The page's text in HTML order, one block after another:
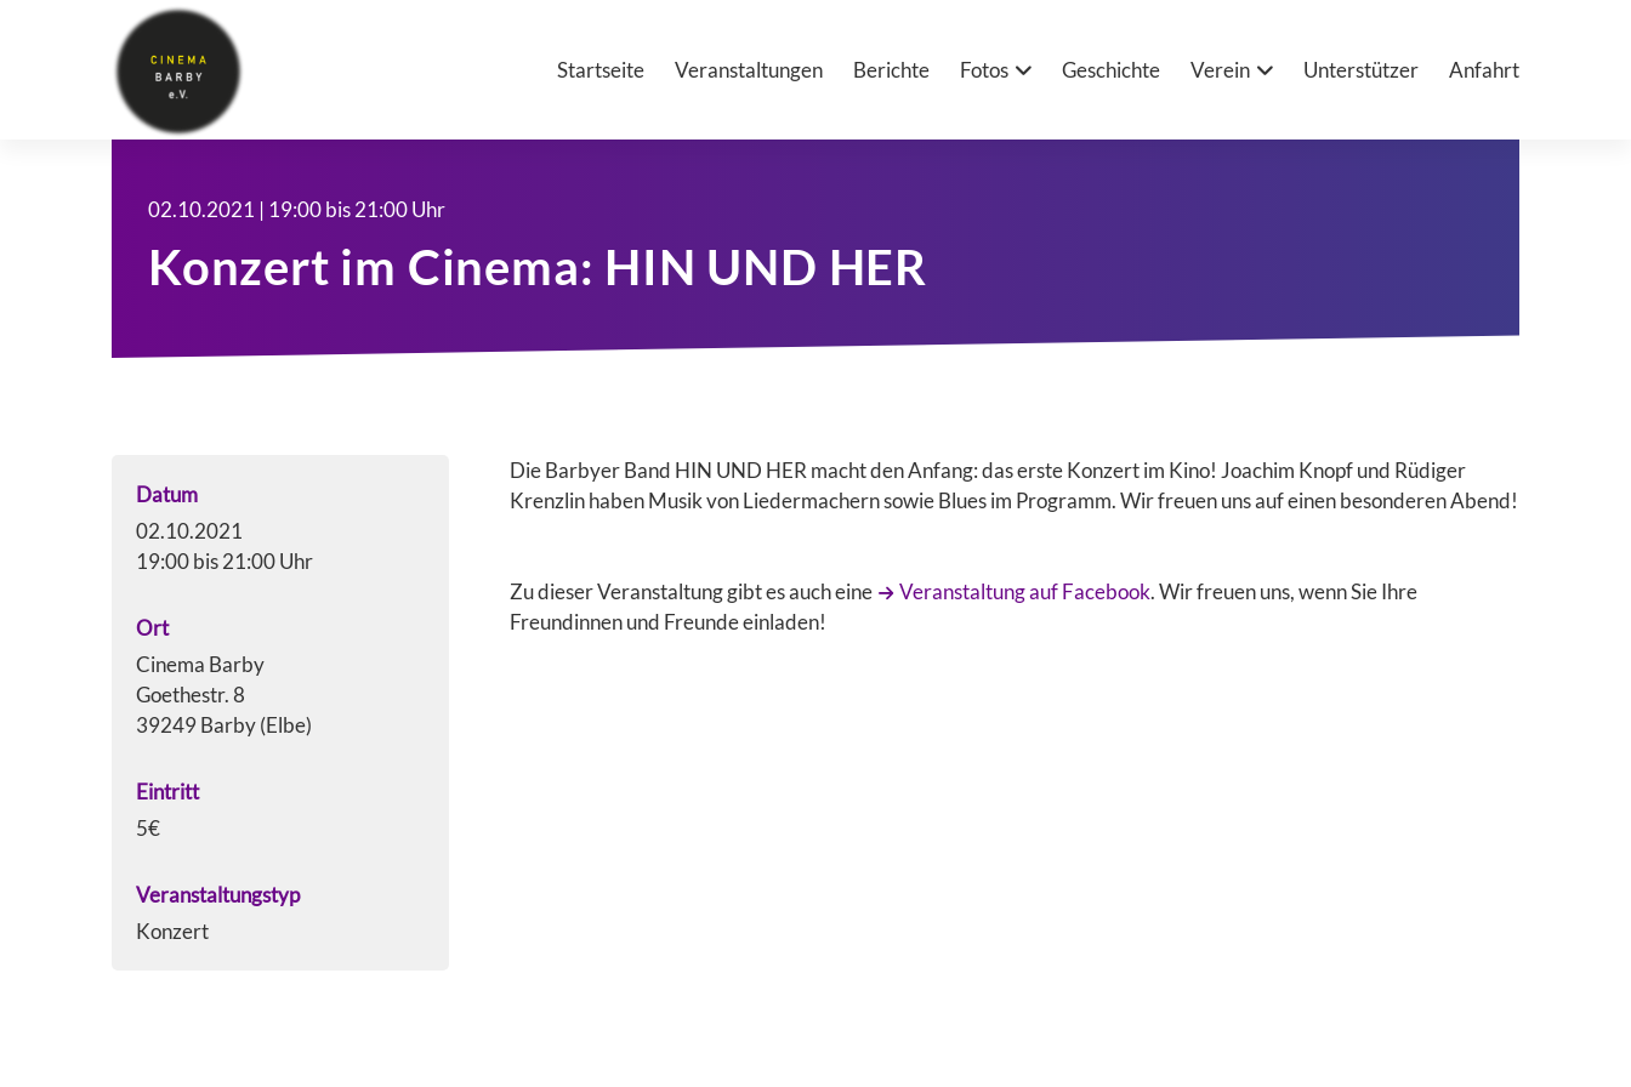
Startseite Veranstaltungen Berichte Fotos Geschichte Verein Unterstützer Anfahrt
02.10.2021 | 19:00 bis 21:00 Uhr
Konzert im Cinema: HIN UND HER
Datum
02.10.2021
19:00 bis 21:00 Uhr
Ort
Cinema Barby
Goethestr. 8
39249 Barby (Elbe)
Eintritt
5€
Veranstaltungstyp
Konzert
Die Barbyer Band HIN UND HER macht den Anfang: das erste Konzert im Kino! Joachim Knopf und Rüdiger
Krenzlin haben Musik von Liedermachern sowie Blues im Programm. Wir freuen uns auf einen besonderen Abend!
Zu dieser Veranstaltung gibt es auch eine Veranstaltung auf Facebook. Wir freuen uns, wenn Sie Ihre
Freundinnen und Freunde einladen!